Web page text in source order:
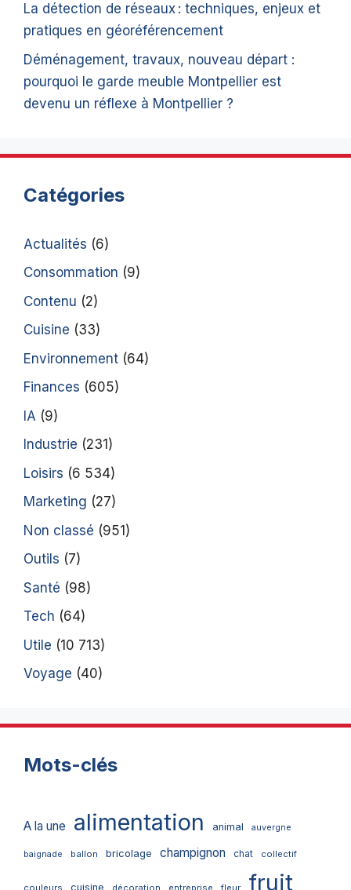
La détection de réseaux : techniques, enjeux et
pratiques en géoréférencement
Déménagement, travaux, nouveau départ :
pourquoi le garde meuble Montpellier est
devenu un réflexe à Montpellier ?
Catégories
Actualités (6)
Consommation (9)
Contenu (2)
Cuisine (33)
Environnement (64)
Finances (605)
IA (9)
Industrie (231)
Loisirs (6 534)
Marketing (27)
Non classé (951)
Outils (7)
Santé (98)
Tech (64)
Utile (10 713)
Voyage (40)
Mots-clés
A la une alimentation animal auvergne
baignade ballon bricolage champignon chat collectif
cuisine fruit